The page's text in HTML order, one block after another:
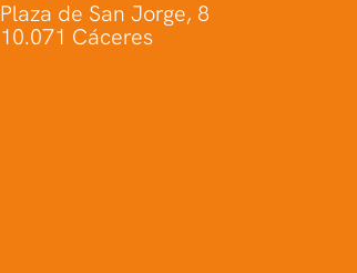
Plaza de San Jorge, 8
10.071 Cáceres